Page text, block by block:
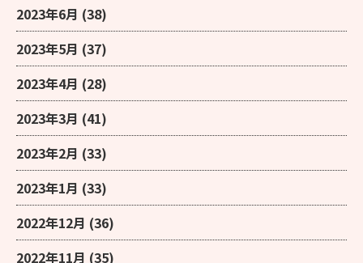
2023年6月 (38)
2023年5月 (37)
2023年4月 (28)
2023年3月 (41)
2023年2月 (33)
2023年1月 (33)
2022年12月 (36)
2022年11月 (35)